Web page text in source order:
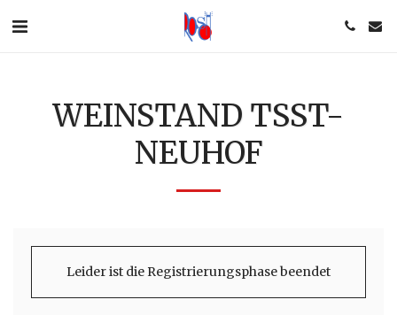
WEINSTAND TSST-
NEUHOF
Leider ist die Registrierungsphase beendet